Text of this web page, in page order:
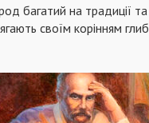
багатий на традиції
своїм корінням